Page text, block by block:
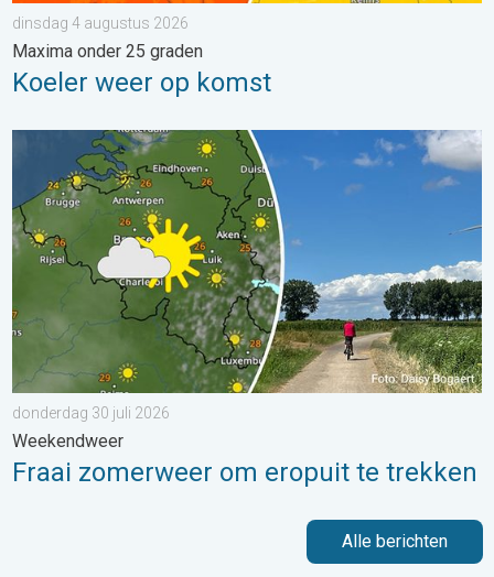
dinsdag 4 augustus 2026
Maxima onder 25 graden
Koeler weer op komst
Fraai zomerweer om eropuit te trekken. Weekendweer. . .
donderdag 30 juli 2026
Weekendweer
Fraai zomerweer om eropuit te trekken
Alle berichten